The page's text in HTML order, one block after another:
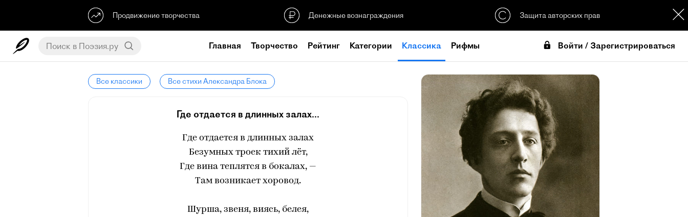
Продвижение творчества Денежные вознаграждения Защита авторских прав
Главная Творчество Рейтинг Категории Классика Рифмы Войти / Зарегистрироваться
Все классики Все стихи Александра Блока
Где отдается в длинных залах...
Где отдается в длинных залах
Безумных троек тихий лёт,
Где вина теплятся в бокалах, —
Там возникает хоровод.
Шурша, звеня, виясь, белея,